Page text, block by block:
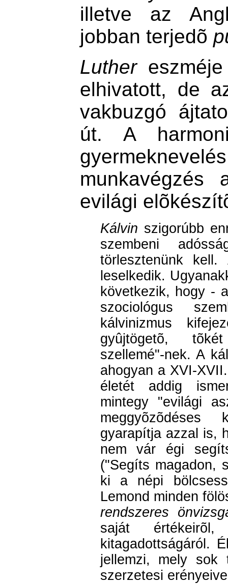
illetve az
jobban terjedõ
Luthereszméje
elhivatott, de
vakbuzgó
út. A
evilági
Kálvin szigorúbb
szembeni
törlesztenünk
leselkedik.
következik, hogy -
szociológus
kálvinizmus
gyûjtögetõ,
szellemé"-nek. A
ahogyan a XVI-
életét addig
mintegy "evilági
meggyõzõdéses
gyarapítja azzal is,
nem vár égi
("Segíts magadon,
ki a népi
Lemond minden
rendszeres
saját értékeirõl,
kitagadottságáról.
jellemzi, mely sok
szerzetesi